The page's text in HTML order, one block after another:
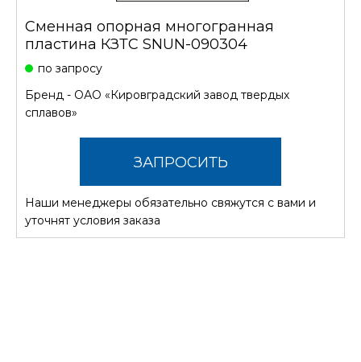
Сменная опорная многогранная
пластина КЗТС SNUN-090304
по запросу
Бренд - ОАО «Кировградский завод твердых
сплавов»
ЗАПРОСИТЬ
СТОИМОСТЬ
Наши менеджеры обязательно свяжутся с вами и
уточнят условия заказа